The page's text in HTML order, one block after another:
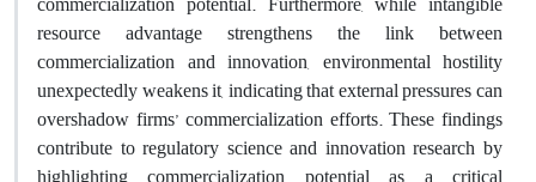
resource advantage strengthens the link between
commercialization and innovation, environmental hostility
unexpectedly weakens it, indicating that external pressures can
overshadow firms’ commercialization efforts. These findings
contribute to regulatory science and innovation research by